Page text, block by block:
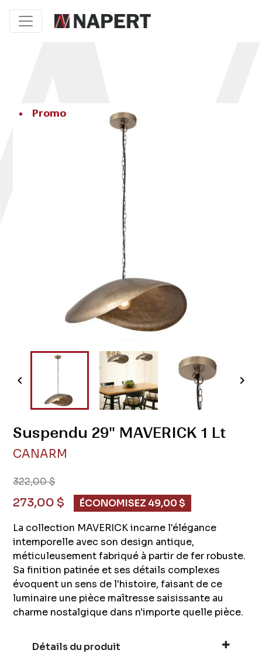
Promo
Promo
 
Suspendu 29" MAVERICK 1 Lt
CANARM
322,00 $
273,00 $
ÉCONOMISEZ 49,00 $
La collection MAVERICK incarne l'élégance
intemporelle avec son design antique,
méticuleusement fabriqué à partir de fer robuste.
Sa finition patinée et ses détails complexes
évoquent un sens de l'histoire, faisant de ce
luminaire une pièce maîtresse saisissante au
charme nostalgique dans n'importe quelle pièce.
Détails du produit